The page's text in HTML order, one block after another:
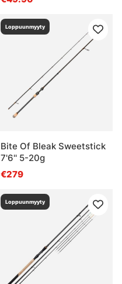
Loppuunmyyty
Bite Of Bleak Sweetstick
7'6'' 5-20g
€279
Loppuunmyyty